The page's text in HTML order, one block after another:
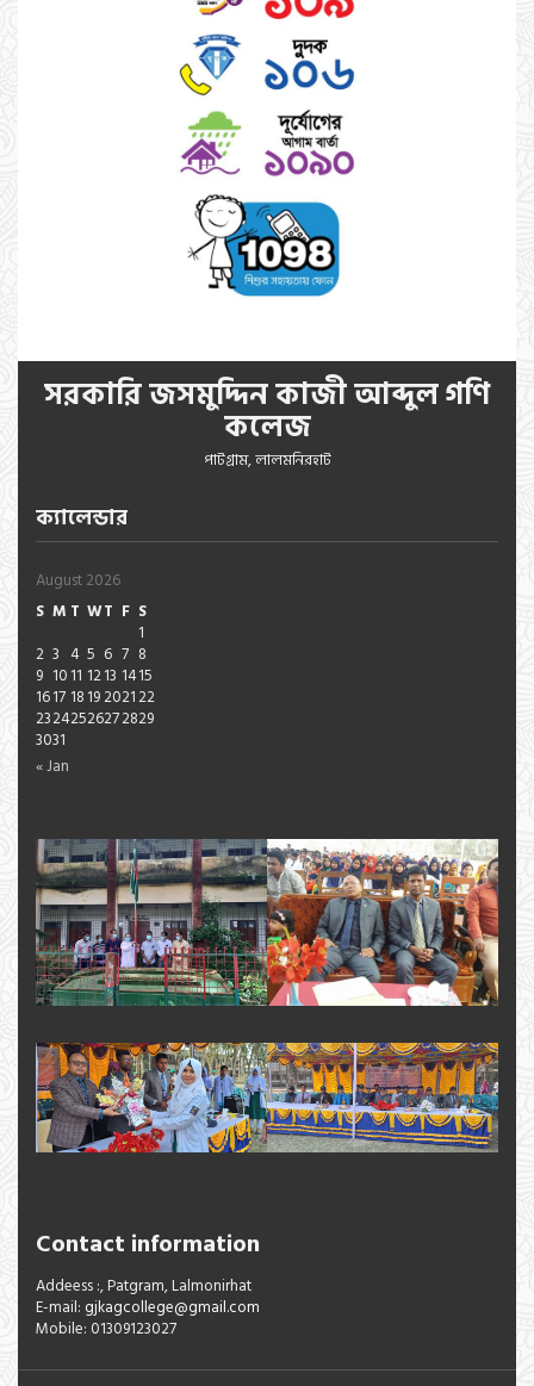
সরকারি জসমুদ্দিন কাজী আব্দুল গণি
কলেজ
পাটগ্রাম, লালমনিরহাট
ক্যালেন্ডার
August 2026
S M T WT F S
1
2 3 4 5 6 7 8
9 1011 1213 1415
1617 1819202122
23242526272829
3031
« Jan
Contact information
Addeess :, Patgram, Lalmonirhat
E-mail: gjkagcollege@gmail.com
Mobile: 01309123027